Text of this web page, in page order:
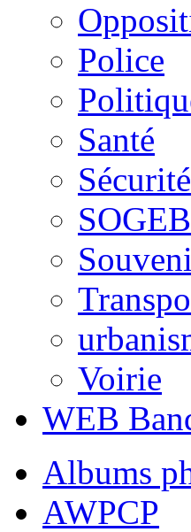
Police
Santé
Sécurité
Voirie
WEB
Albums
AWPCP